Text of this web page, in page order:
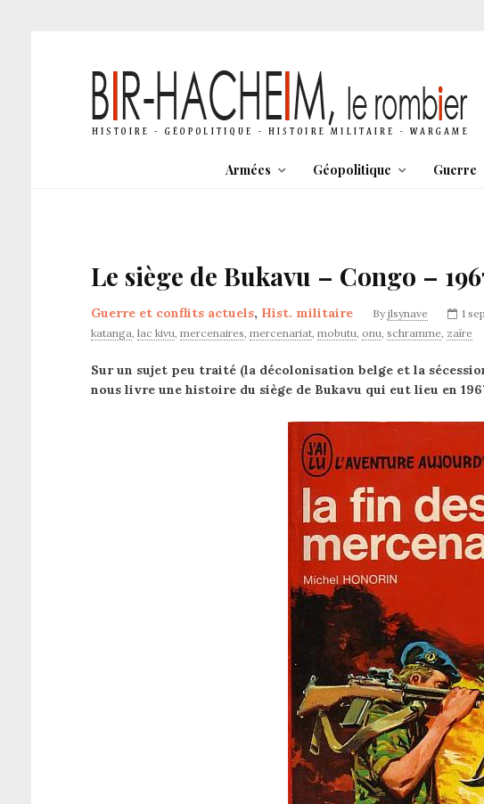
Armées Géopolitique Guerre
Le siège de Bukavu – Congo –
Guerre et conflits actuels, Hist. militaire By jlsynave 1
katanga, lac kivu, mercenaires, mercenariat, mobutu, onu, schramme, zaïre
Sur un sujet peu traité (la décolonisation belge et la
nous livre une histoire du siège de Bukavu qui eut lieu en